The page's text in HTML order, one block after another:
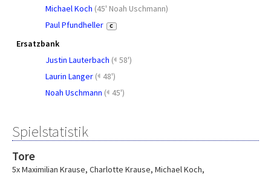
Michael Koch (45' Noah Uschmann)
Paul Pfundheller
C
Ersatzbank
Justin Lauterbach ( 58')
Laurin Langer ( 48')
Noah Uschmann ( 45')
Spielstatistik
Tore
5x Maximilian Krause, Charlotte Krause, Michael Koch,